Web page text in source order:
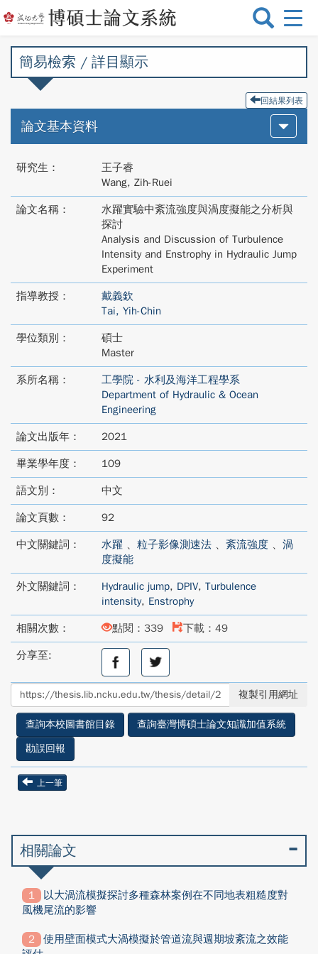
選
切
簡易檢索 / 詳目顯示
回結果列表
論文基本資料
研究生：
王子睿
Wang, Zih-Ruei
論文名稱：
水躍實驗中紊流強度與渦度擬能之分析與
探討
Analysis and Discussion of Turbulence
Intensity and Enstrophy in Hydraulic Jump
Experiment
指導教授：
戴義欽
Tai, Yih-Chin
學位類別：
碩士
Master
系所名稱：
工學院 - 水利及海洋工程學系
Department of Hydraulic & Ocean
Engineering
論文出版年： 2021
畢業學年度： 109
語文別： 中文
論文頁數： 92
中文關鍵詞： 水躍 、 粒子影像測速法 、 紊流強度 、 渦
度擬能
外文關鍵詞： Hydraulic jump, DPIV, Turbulence
intensity, Enstrophy
相關次數： 點閱：339 下載：49
分享至:
分
至
facebook
分
享
至
twitter
複製引用網址
查詢本校圖書館目錄
查詢臺灣博碩士論文知識加值系統
勘誤回報
上一筆
相關論文
以大渦流模擬探討多種森林案例在不同地表粗糙度對
風機尾流的影響
使用壁面模式大渦模擬於管道流與週期坡紊流之效能